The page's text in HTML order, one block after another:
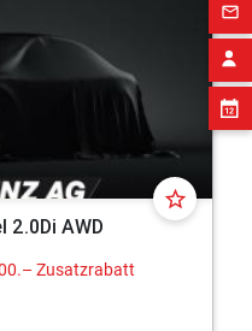
mail_outline
star_border
2.0Di AWD
Zusatzrabatt